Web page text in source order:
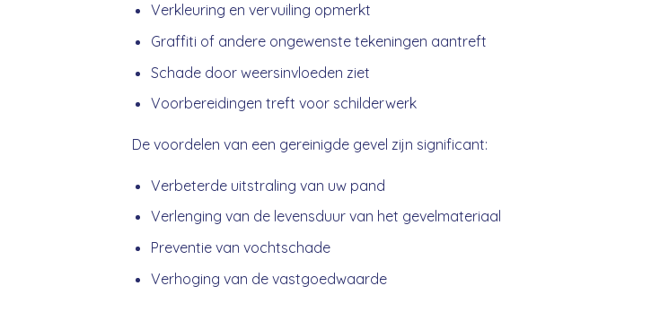
Verkleuring en vervuiling opmerkt
Graffiti of andere ongewenste tekeningen aantreft
Schade door weersinvloeden ziet
Voorbereidingen treft voor schilderwerk
De voordelen van een gereinigde gevel zijn significant:
Verbeterde uitstraling van uw pand
Verlenging van de levensduur van het gevelmateriaal
Preventie van vochtschade
Verhoging van de vastgoedwaarde